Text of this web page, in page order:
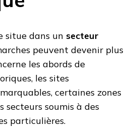
situe dans un secteur
peuvent devenir plus
les abords de
les sites
certaines zones
secteurs soumis à des
particulières.